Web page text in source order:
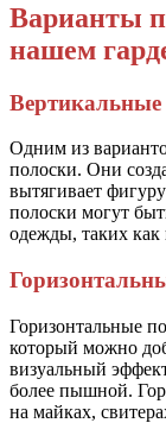
Варианты
нашем
Вертикальные
Одним из
полоски. Они
вытягивает
полоски могут
одежды, таких
Горизонтальные
который можно
визуальный
более пышной.
на майках,